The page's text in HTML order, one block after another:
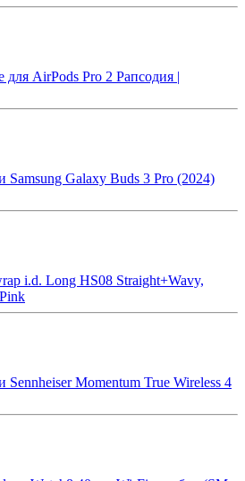
для AirPods Pro 2 Рапсодия |
Galaxy Buds 3 Pro (2024)
i.d. Long HS08 Straight+Wavy,
Momentum True Wireless 4